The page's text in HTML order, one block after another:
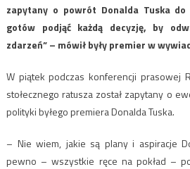
zapytany o powrót Donalda Tuska
gotów podjąć każdą decyzję, by
zdarzeń” – mówił były premier w
W piątek podczas konferencji prasowej
stołecznego ratusza został zapytany o
polityki byłego premiera Donalda Tuska.
– Nie wiem, jakie są plany i aspiracje
pewno – wszystkie ręce na pokład –